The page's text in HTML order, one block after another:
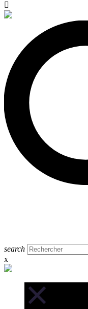

search
x